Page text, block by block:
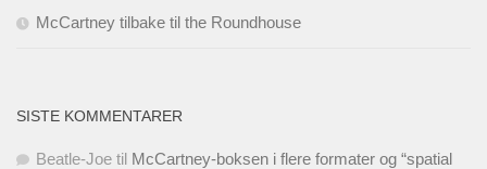
McCartney tilbake til the Roundhouse
SISTE KOMMENTARER
Beatle-Joe til McCartney-boksen i flere formater og “spatial